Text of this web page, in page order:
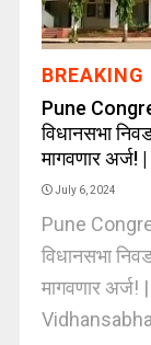
BREAKING
Pune
विधानसभा
मागवणार
July 6, 2024
Pune
विधानसभा
मागवणार
Vidhansabha